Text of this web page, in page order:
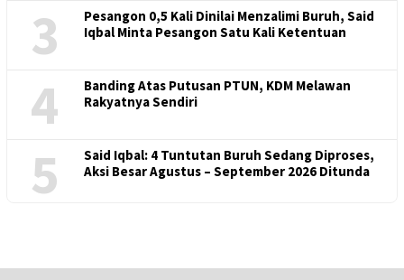
3
Pesangon 0,5 Kali Dinilai Menzalimi Buruh, Said
Iqbal Minta Pesangon Satu Kali Ketentuan
4
Banding Atas Putusan PTUN, KDM Melawan
Rakyatnya Sendiri
5
Said Iqbal: 4 Tuntutan Buruh Sedang Diproses,
Aksi Besar Agustus – September 2026 Ditunda